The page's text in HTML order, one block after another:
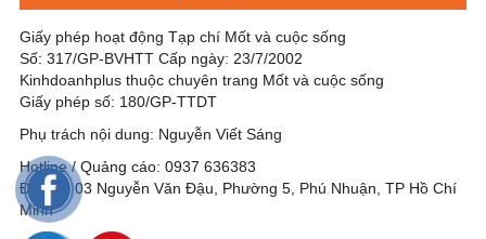
Giấy phép hoạt động Tạp chí Mốt và cuộc sống
Số: 317/GP-BVHTT Cấp ngày: 23/7/2002
Kinhdoanhplus thuộc chuyên trang Mốt và cuộc sống
Giấy phép số: 180/GP-TTDT
Phụ trách nội dung: Nguyễn Viết Sáng
Hotline / Quảng cáo: 0937 636383
Địa chỉ: 03 Nguyễn Văn Đậu, Phường 5, Phú Nhuận, TP Hồ Chí
Minh